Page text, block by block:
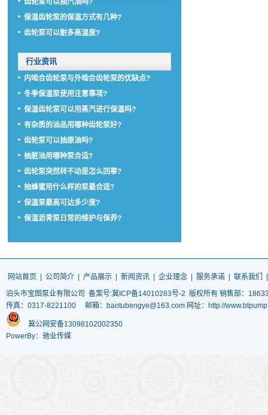
齿轮泵可以抽汽油吗?
保温齿轮泵的保温方式有几种?
齿轮泵可以耐多高温度?
行业资讯
内啮合齿轮泵与外啮合齿轮泵的优缺点?
冬季保温泵使用注意事项?
保温齿轮泵可以用蒸汽进行保温吗?
有杂质的油品用哪种齿轮泵好?
齿轮泵可以抽原油吗?
抽脏油用哪种泵合适?
齿轮泵突然转不动是怎么回事?
抽蜂蜜用什么样的泵最合适?
保温泵最高可达多少度?
保温沥青泵日常的维护与保养?
网站首页 公司简介 产品展示 新闻资讯 企业理念 服务承诺 联系我们
泊头市宝图泵业有限公司
备案号:冀ICP备14010283号-2 版权所有 销售部：
传真：0317-8221100 邮箱：baotubengye@163.com 网址：http://
冀公网安备13098102002350
PowerBy：驰业传媒